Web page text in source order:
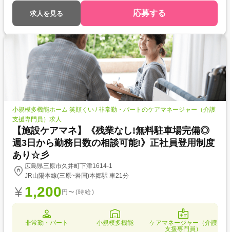
求人を見る 応募する
小規模多機能ホーム 笑顔くい / 非常勤・パートのケアマネージャー（介護
支援専門員）求人
【施設ケアマネ】《残業なし!無料駐車場完備◎
週3日から勤務日数の相談可能!》正社員登用制度
あり☆彡
広島県三原市久井町下津1614-1
JR山陽本線(三原~岩国)本郷駅 車21分
1,200 円〜(時給)
非常勤・パート 小規模多機能
ケアマネージャー（介護
支援専門員）